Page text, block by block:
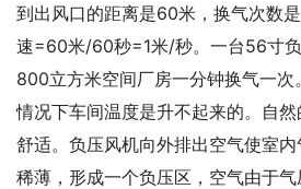
到出风口的距离是60米，换气次数
速=60米/60秒=1米/秒。一台56寸
800立方米空间厂房一分钟换气一次
情况下车间温度是升不起来的。自
舒适。负压风机向外排出空气使室
稀薄，形成一个负压区，空气由于